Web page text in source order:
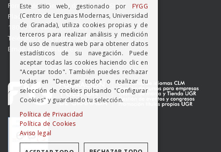
Formación y Gestión de Granada SLMP
Placeta del Hospicio Viejo s/n
18009 GRANADA (ESPAÑA)
Teléfono: (+34) 958 215 660
Email: info@clm.ugr.es
Este sitio web, gestionado por FYGG
(Centro de Lenguas Modernas, Universidad
de Granada), utiliza cookies propias y de
terceros para realizar análisis y medición
de uso de nuestra web para obtener datos
estadísticos de su navegación. Puede
aceptar todas las cookies haciendo clic en
"Aceptar todo". También puedes rechazar
todas en "Denegar todo" o realizar tu
selección de cookies pulsando "Configurar
Cookies" y guardando tu selección.
Política de Privacidad
Política de Cookies
Aviso legal